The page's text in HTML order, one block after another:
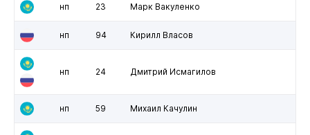
нп 23 Марк Вакуленко
нп 94 Кирилл Власов
нп 24 Дмитрий Исмагилов
нп 59 Михаил Качулин